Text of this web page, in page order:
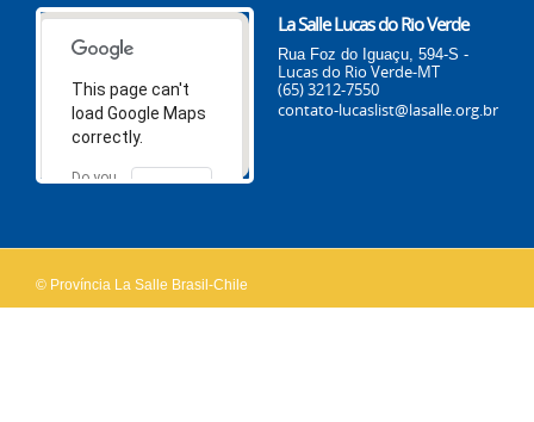
This page can't
load Google Maps
correctly.
Do you
OK
La Salle Lucas do Rio Verde
Rua Foz do Iguaçu, 594-S -
Lucas do Rio Verde-MT
(65) 3212-7550
contato-lucaslist@lasalle.org.br
© Província La Salle Brasil-Chile